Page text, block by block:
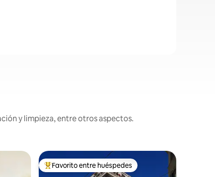
y limpieza, entre otros aspectos.
De los mejores en Favorito entre huéspedes
Favorito entre huéspedes